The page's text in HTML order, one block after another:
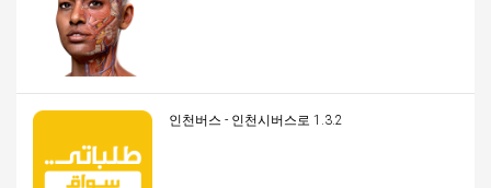
인천버스 - 인천시버스로 1.3.2